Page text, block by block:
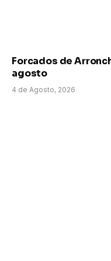
Forcados de
agosto
4 de Agosto, 2026